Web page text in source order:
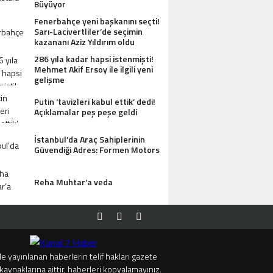
Büyüyor
Fenerbahçe yeni başkanını seçti!
Sarı-Lacivertliler’de seçimin
kazananı Aziz Yıldırım oldu
286 yıla kadar hapsi istenmişti!
Mehmet Akif Ersoy ile ilgili yeni
gelişme
Putin ‘tavizleri kabul ettik’ dedi!
Açıklamalar peş peşe geldi
İstanbul’da Araç Sahiplerinin
Güvendiği Adres: Formen Motors
Reha Muhtar’a veda
yayınlanan haberlerin telif hakları gazete
aittir, haberleri kopyalamayınız.